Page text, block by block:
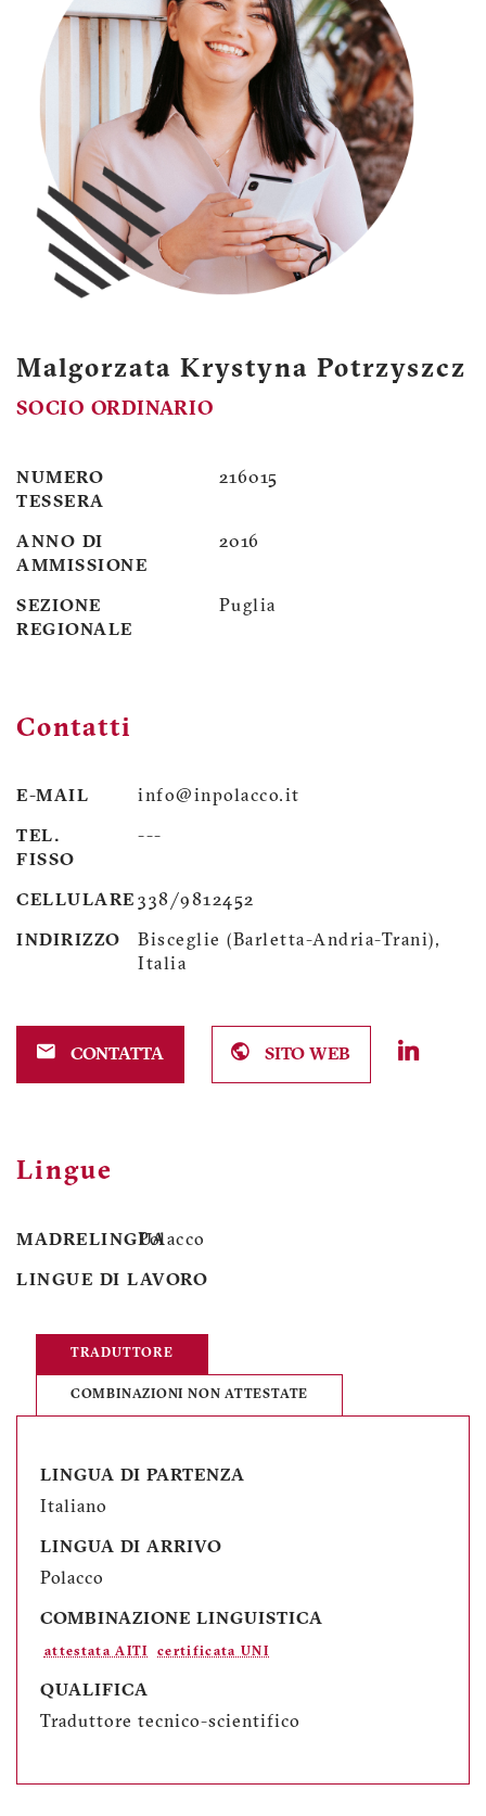
Malgorzata Krystyna Potrzyszcz
SOCIO ORDINARIO
NUMERO
TESSERA
216015
ANNO DI
AMMISSIONE
2016
SEZIONE
REGIONALE
Puglia
Contatti
E-MAIL info@inpolacco.it
TEL.
FISSO
---
CELLULARE 338/9812452
INDIRIZZO
Bisceglie (Barletta-Andria-Trani),
Italia
CONTATTA SITO WEB
Lingue
MADRELINGUAPolacco
LINGUE DI LAVORO
TRADUTTORE
COMBINAZIONI NON ATTESTATE
LINGUA DI PARTENZA
Italiano
LINGUA DI ARRIVO
Polacco
COMBINAZIONE LINGUISTICA
attestata AITI certificata UNI
QUALIFICA
Traduttore tecnico-scientifico